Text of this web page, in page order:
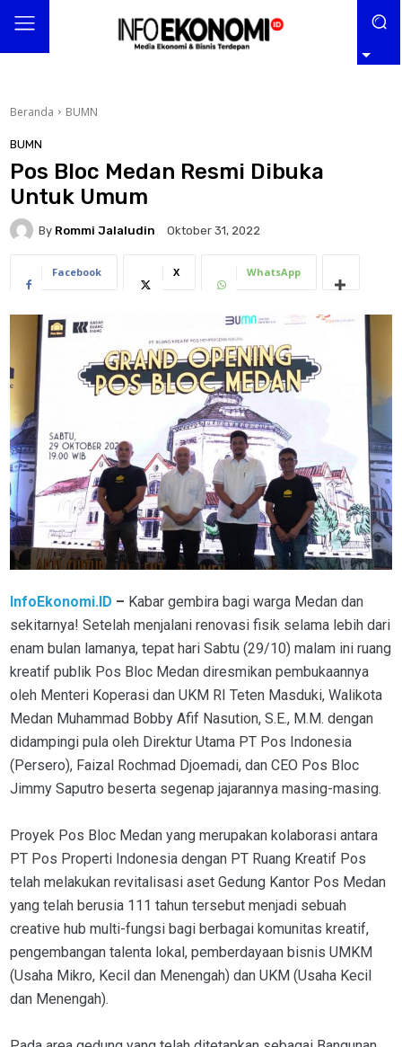
Beranda BUMN
BUMN
Pos Bloc Medan Resmi Dibuka
Untuk Umum
By Rommi Jalaludin Oktober 31, 2022
Facebook X WhatsApp
InfoEkonomi.ID – Kabar gembira bagi warga Medan dan
sekitarnya! Setelah menjalani renovasi fisik selama lebih dari
enam bulan lamanya, tepat hari Sabtu (29/10) malam ini ruang
kreatif publik Pos Bloc Medan diresmikan pembukaannya
oleh Menteri Koperasi dan UKM RI Teten Masduki, Walikota
Medan Muhammad Bobby Afif Nasution, S.E., M.M. dengan
didampingi pula oleh Direktur Utama PT Pos Indonesia
(Persero), Faizal Rochmad Djoemadi, dan CEO Pos Bloc
Jimmy Saputro beserta segenap jajarannya masing-masing.
Proyek Pos Bloc Medan yang merupakan kolaborasi antara
PT Pos Properti Indonesia dengan PT Ruang Kreatif Pos
telah melakukan revitalisasi aset Gedung Kantor Pos Medan
yang telah berusia 111 tahun tersebut menjadi sebuah
creative hub multi-fungsi bagi berbagai komunitas kreatif,
pengembangan talenta lokal, pemberdayaan bisnis UMKM
(Usaha Mikro, Kecil dan Menengah) dan UKM (Usaha Kecil
dan Menengah).